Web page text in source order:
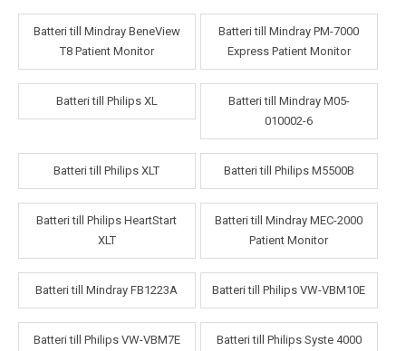
Batteri till Mindray BeneView
T8 Patient Monitor
Batteri till Mindray PM-7000
Express Patient Monitor
Batteri till Philips XL
Batteri till Mindray M05-
010002-6
Batteri till Philips XLT Batteri till Philips M5500B
Batteri till Philips HeartStart
XLT
Batteri till Mindray MEC-2000
Patient Monitor
Batteri till Mindray FB1223A Batteri till Philips VW-VBM10E
Batteri till Philips VW-VBM7E Batteri till Philips Syste 4000